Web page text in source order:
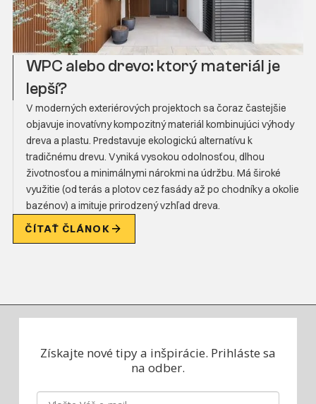
WPC alebo drevo: ktorý materiál je
lepší?
V moderných exteriérových projektoch sa čoraz častejšie
objavuje inovatívny kompozitný materiál kombinujúci výhody
dreva a plastu. Predstavuje ekologickú alternatívu k
tradičnému drevu. Vyniká vysokou odolnosťou, dlhou
životnosťou a minimálnymi nárokmi na údržbu. Má široké
využitie (od terás a plotov cez fasády až po chodníky a okolie
bazénov) a imituje prirodzený vzhľad dreva.
ČÍTAŤ ČLÁNOK
Získajte nové tipy a inšpirácie. Prihláste sa
na odber.